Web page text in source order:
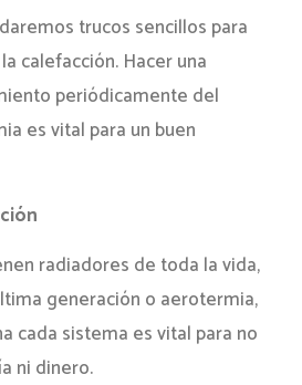
trucos sencillos para
calefacción. Hacer una
periódicamente del
es vital para un buen
radiadores de toda la vida,
generación o aerotermia,
cada sistema es vital para no
ni dinero.